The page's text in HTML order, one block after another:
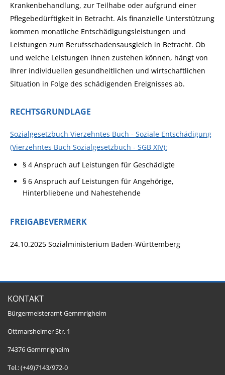
Krankenbehandlung, zur Teilhabe oder aufgrund einer
Pflegebedürftigkeit in Betracht. Als finanzielle Unterstützung
kommen monatliche Entschädigungsleistungen und
Leistungen zum Berufsschadensausgleich in Betracht. Ob
und welche Leistungen Ihnen zustehen können, hängt von
Ihrer individuellen gesundheitlichen und wirtschaftlichen
Situation in Folge des schädigenden Ereignisses ab.
RECHTSGRUNDLAGE
Sozialgesetzbuch Vierzehntes Buch - Soziale Entschädigung
(Vierzehntes Buch Sozialgesetzbuch - SGB XIV):
§ 4 Anspruch auf Leistungen für Geschädigte
§ 6 Anspruch auf Leistungen für Angehörige,
Hinterbliebene und Nahestehende
FREIGABEVERMERK
24.10.2025 Sozialministerium Baden-Württemberg
KONTAKT
Bürgermeisteramt Gemmrigheim
Ottmarsheimer Str. 1
74376 Gemmrigheim
Tel.: (+49)7143/972-0